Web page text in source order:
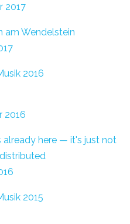
2017
am Wendelstein
2016
2016
already here — it's just not
2015